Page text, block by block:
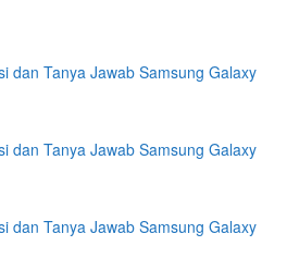
dan Tanya Jawab Samsung Galaxy
dan Tanya Jawab Samsung Galaxy
dan Tanya Jawab Samsung Galaxy